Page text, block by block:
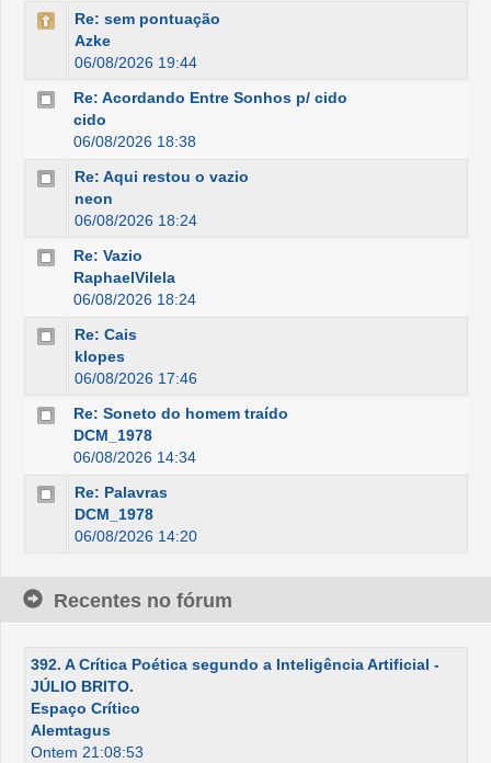
Re: sem pontuação
Azke
06/08/2026 19:44
Re: Acordando Entre Sonhos p/ cido
cido
06/08/2026 18:38
Re: Aqui restou o vazio
neon
06/08/2026 18:24
Re: Vazio
RaphaelVilela
06/08/2026 18:24
Re: Cais
klopes
06/08/2026 17:46
Re: Soneto do homem traído
DCM_1978
06/08/2026 14:34
Re: Palavras
DCM_1978
06/08/2026 14:20
Recentes no fórum
392. A Crítica Poética segundo a Inteligência Artificial -
JÚLIO BRITO.
Espaço Crítico
Alemtagus
Ontem 21:08:53